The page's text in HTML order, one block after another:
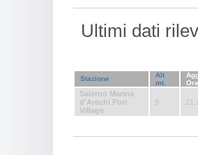
Ultimi dati
Stazione
Alt
mt.
Ora
Salerno Marina
d'Arechi Port
Village
9